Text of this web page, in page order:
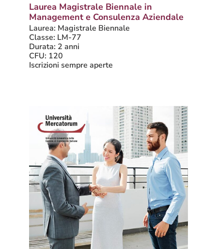
Laurea Magistrale Biennale in
Management e Consulenza Aziendale
Laurea: Magistrale Biennale
Classe: LM-77
Durata: 2 anni
CFU: 120
Iscrizioni sempre aperte